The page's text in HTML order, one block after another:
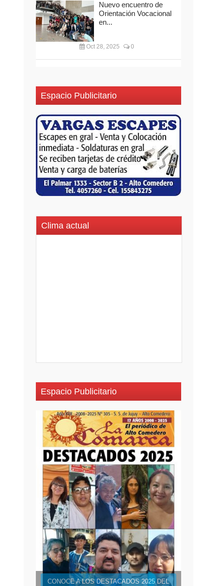
Nuevo encuentro de
Orientación Vocacional
en...
Oct 28, 2025 0
Espacio Publicitario
Clima actual
Espacio Publicitario
CONOCE A LOS DESTACADOS 2025 DEL